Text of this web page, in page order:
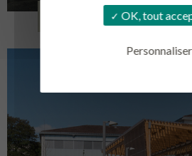
OK, tout
Personnaliser
LOG. JEUNES TRAVAILLEURS